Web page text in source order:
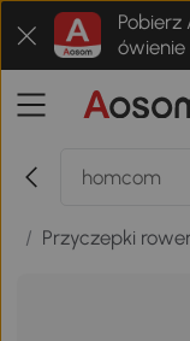
Pobierz
ówienie
/ Przyczepki